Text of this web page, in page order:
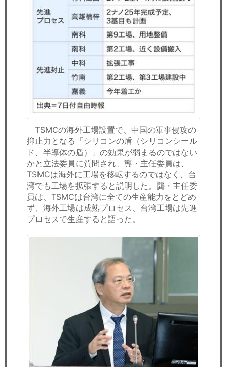
TSMCの海外工場設置で、中国の軍事侵攻の
抑止力となる「シリコンの盾（シリコンシール
ド、半導体の盾）」の効果が弱まるのではない
かと立法委員に質問され、龔・主任委員は、
TSMCは海外に工場を移転するのではなく、台
湾でも工場を拡張すると説明した。龔・主任委
員は、TSMCは台湾に全ての生産能力をとどめ
ず、海外工場は成熟プロセス、台湾工場は先進
プロセスで生産すると語った。